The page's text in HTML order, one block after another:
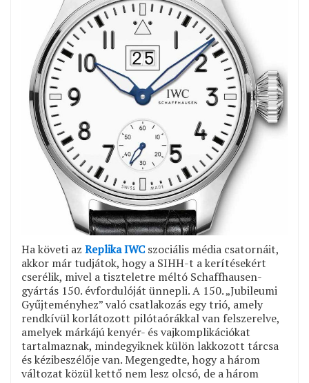
Ha követi az Replika IWC szociális média csatornáit,
akkor már tudjátok, hogy a SIHH-t a kerítésekért
cserélik, mivel a tiszteletre méltó Schaffhausen-
gyártás 150. évfordulóját ünnepli. A 150. „Jubileumi
Gyűjteményhez” való csatlakozás egy trió, amely
rendkívül korlátozott pilótaórákkal van felszerelve,
amelyek márkájú kenyér- és vajkomplikációkat
tartalmaznak, mindegyiknek külön lakkozott tárcsa
és kézibeszélője van. Megengedte, hogy a három
változat közül kettő nem lesz olcsó, de a három